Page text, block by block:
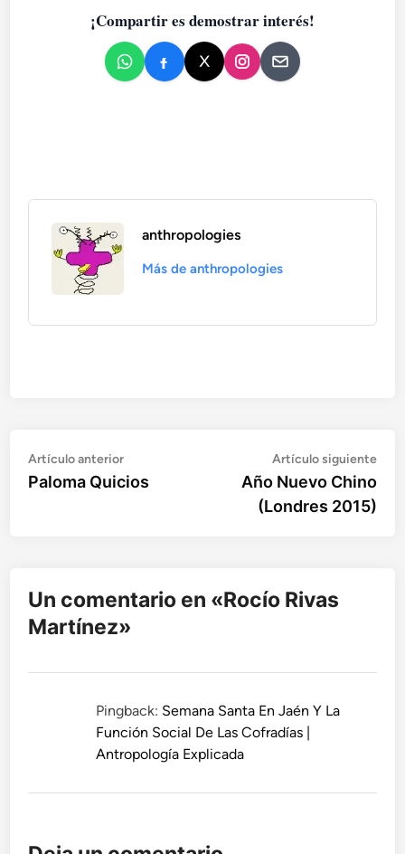
¡Compartir es demostrar interés!
anthropologies
Más de anthropologies
Navegación
de
Artículo anteriorArtículo
anterior:
Paloma Quicios
Artículo siguiente
Año Nuevo Chino
(Londres 2015)
Un comentario en «Rocío Rivas
Martínez»
Pingback: Semana Santa En Jaén Y La
Función Social De Las Cofradías |
Antropología Explicada